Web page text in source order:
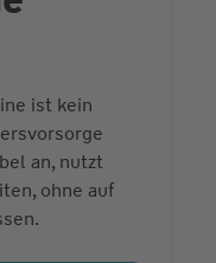
ist kein
an, nutzt
ohne auf